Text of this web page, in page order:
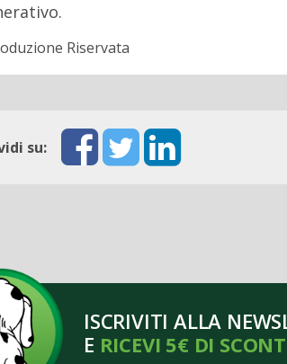
Riservata
su:
ISCRIVITI ALLA
E RICEVI 5€ DI